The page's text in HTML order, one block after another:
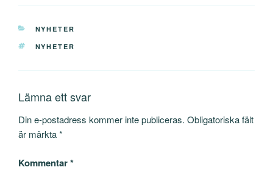
KATEGORIER
NYHETER
TAGGAR
NYHETER
Lämna ett svar
Din e-postadress kommer inte publiceras. Obligatoriska fält
är märkta*
Kommentar*